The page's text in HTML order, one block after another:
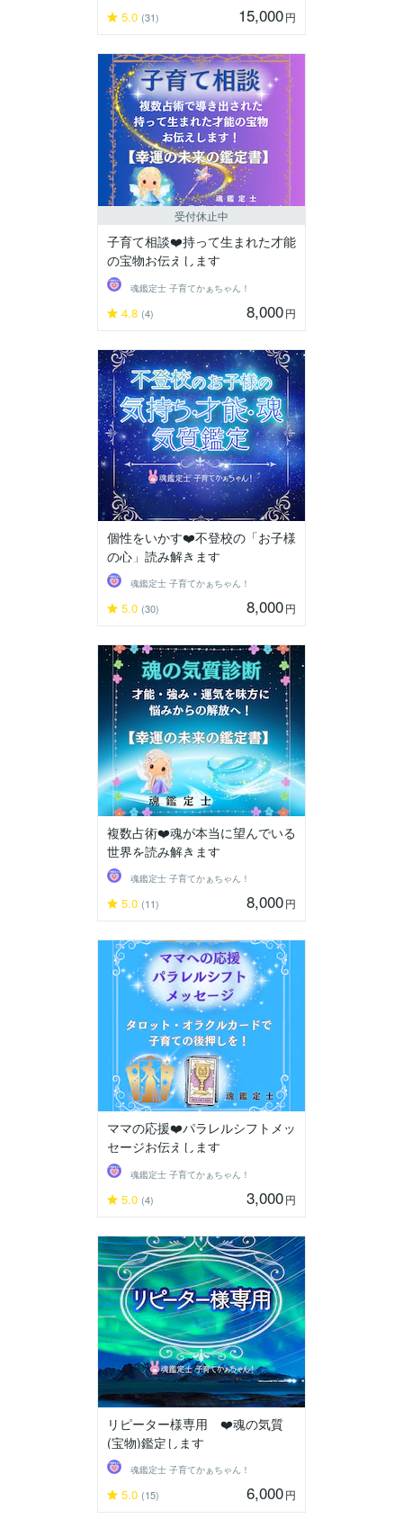
5.0 (31) 15,000円
受付休止中
子育て相談❤️持って生まれた才能
の宝物お伝えします
魂鑑定士 子育てかぁちゃん！
4.8 (4) 8,000円
個性をいかす❤️不登校の「お子様
の心」読み解きます
魂鑑定士 子育てかぁちゃん！
5.0 (30) 8,000円
複数占術❤️魂が本当に望んでいる
世界を読み解きます
魂鑑定士 子育てかぁちゃん！
5.0 (11) 8,000円
ママの応援❤️パラレルシフトメッ
セージお伝えします
魂鑑定士 子育てかぁちゃん！
5.0 (4) 3,000円
リピーター様専用 ❤️魂の気質
(宝物)鑑定します
魂鑑定士 子育てかぁちゃん！
5.0 (15) 6,000円